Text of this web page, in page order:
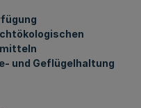
und Geflügelhaltung